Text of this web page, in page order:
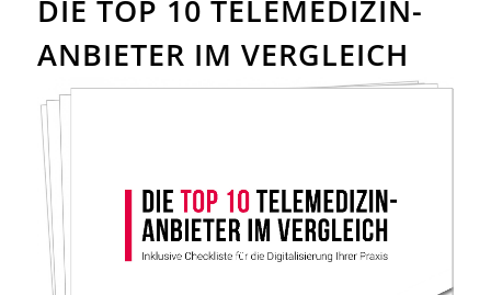
DIE TOP 10 TELEMEDIZIN-
ANBIETER IM VERGLEICH